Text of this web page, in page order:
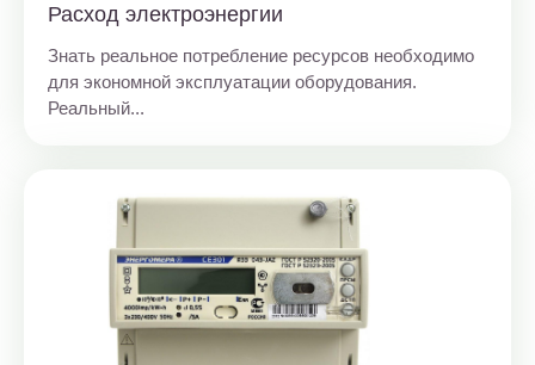
Расход электроэнергии
Знать реальное потребление ресурсов необходимо
для экономной эксплуатации оборудования.
Реальный...